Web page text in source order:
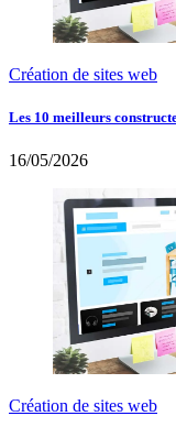
Création de sites web
Les 10 meilleurs
16/05/2026
Création de sites web